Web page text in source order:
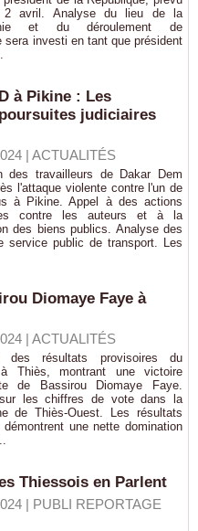
2 avril. Analyse du lieu de la
et du déroulement de
sera investi en tant que président
à Pikine : Les
judiciaires
| ACTUALITÉS
des travailleurs de Dakar Dem
l'attaque violente contre l'un de
à Pikine. Appel à des actions
contre les auteurs et à la
des biens publics. Analyse des
service public de transport. Les
Diomaye Faye à
| ACTUALITÉS
des résultats provisoires du
Thiès, montrant une victoire
de Bassirou Diomaye Faye.
les chiffres de vote dans la
de Thiès-Ouest. Les résultats
une nette domination
Thiessois en Parlent
| PUBLI REPORTAGE